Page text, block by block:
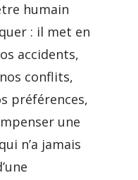
humain
: il met en
accidents,
conflits,
préférences,
une
n’a jamais